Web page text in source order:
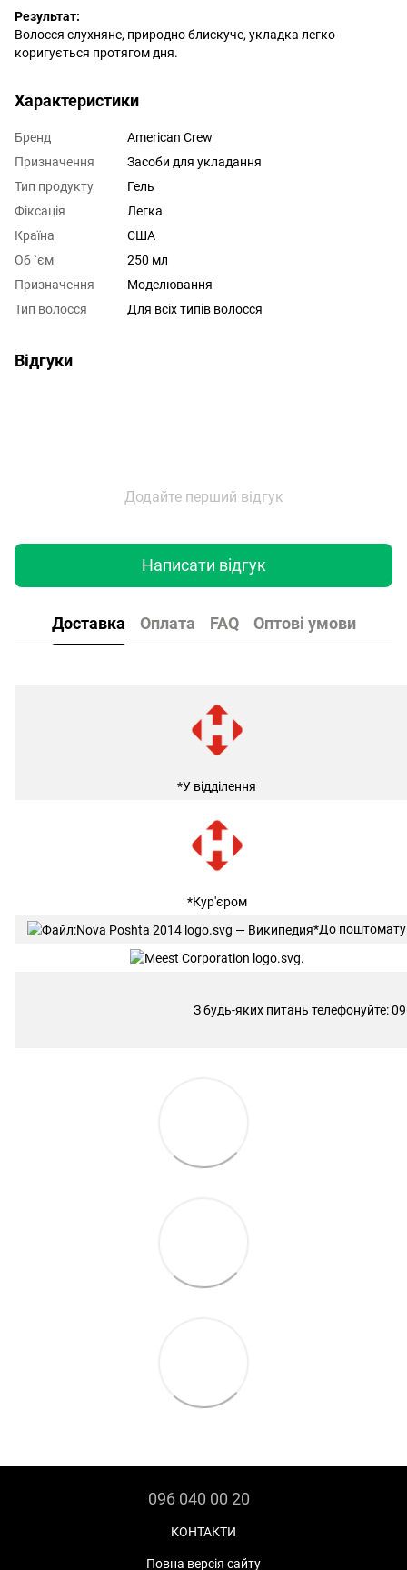
Результат:
Волосся слухняне, природно блискуче, укладка легко
коригується протягом дня.
Характеристики
Бренд
American Crew
Призначення
Засоби для укладання
Тип продукту
Гель
Фіксація
Легка
Країна
США
Об `єм
250 мл
Призначення
Моделювання
Тип волосся
Для всіх типів волосся
Відгуки
Додайте перший відгук
Написати відгук
Доставка Оплата FAQ Оптові умови
*У відділення
*Кур'єром
*До поштомату
З будь-яких питань телефонуйте:
096 040 00 20
КОНТАКТИ
Повна версія сайту